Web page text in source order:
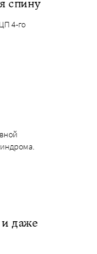
спину
4-го
даже